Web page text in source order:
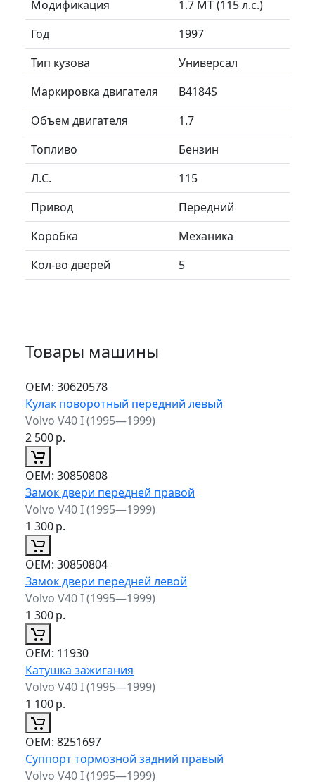
Модификация
1.7 MT (115 л.с.)
Год
1997
Тип кузова
Универсал
Маркировка двигателя
B4184S
Объем двигателя
1.7
Топливо
Бензин
Л.C.
115
Привод
Передний
Коробка
Механика
Кол-во дверей
5
Товары машины
ОЕМ: 30620578
Кулак поворотный передний левый
Volvo V40 I (1995—1999)
2 500р.
ОЕМ: 30850808
Замок двери передней правой
Volvo V40 I (1995—1999)
1 300р.
ОЕМ: 30850804
Замок двери передней левой
Volvo V40 I (1995—1999)
1 300р.
ОЕМ: 11930
Катушка зажигания
Volvo V40 I (1995—1999)
1 100р.
ОЕМ: 8251697
Суппорт тормозной задний правый
Volvo V40 I (1995—1999)